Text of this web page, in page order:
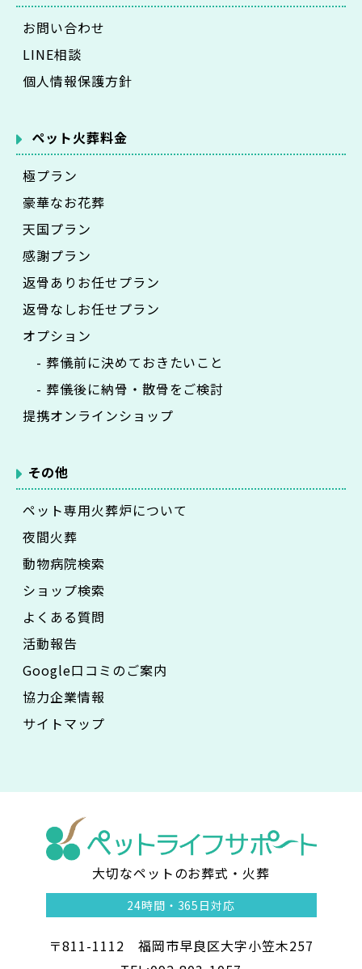
お問い合わせ
LINE相談
個人情報保護方針
ペット火葬料金
極プラン
豪華なお花葬
天国プラン
感謝プラン
返骨ありお任せプラン
返骨なしお任せプラン
オプション
- 葬儀前に決めておきたいこと
- 葬儀後に納骨・散骨をご検討
提携オンラインショップ
その他
ペット専用火葬炉について
夜間火葬
動物病院検索
ショップ検索
よくある質問
活動報告
Google口コミのご案内
協力企業情報
サイトマップ
ッ
ト
大切なペットのお葬式・火葬
24時間・ 365日対応
〒811-1112 福岡市早良区大字小笠木257